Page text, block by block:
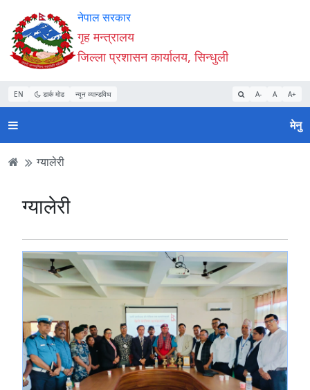
Accessibility
Mode
सुरु
गर्नुहोस्
सामाग्री
पढ्नुहाेस्
नेभिगेसन
पढ्नुहाेस्
वेबसाइट
खोजमा
जानुहोस्
नेपाल सरकार
गृह मन्त्रालय
जिल्ला प्रशासन कार्यालय, सिन्धुली
EN डार्क मोड न्यून व्यान्डविथ A- A A+
मेनु
ग्यालेरी
ग्यालेरी